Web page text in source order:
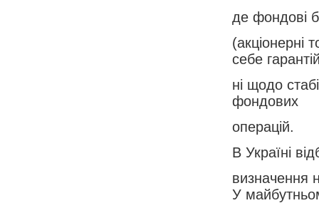
де фондові
(акціонерні
себе
ні щодо
фондових
операцій.
В Україні
визначення
У